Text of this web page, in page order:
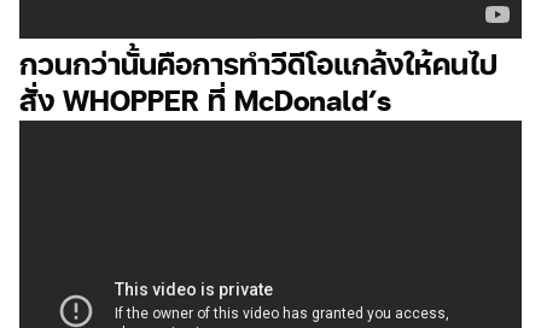
กวนกว่านั้นคือการทำวีดีโอแกล้งให้คนไป
สั่ง WHOPPER ที่ McDonald’s